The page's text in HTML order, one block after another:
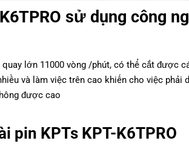
sử dụng công
lớn 11000 vòng /phút, có thể cắt được
và làm việc trên cao khiến cho việc phải
được cao
pin KPTs KPT-K6TPRO